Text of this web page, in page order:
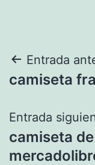
de
Entrada
camiseta
Entrada
camiseta